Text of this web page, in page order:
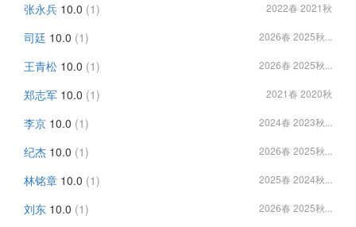
张永兵 10.0 (1) 2022春 2021秋
司廷 10.0 (1) 2026春 2025秋...
王青松 10.0 (1) 2026春 2025秋...
郑志军 10.0 (1) 2021春 2020秋
李京 10.0 (1) 2024春 2023秋...
纪杰 10.0 (1) 2026春 2025秋...
林铭章 10.0 (1) 2025春 2024秋...
刘东 10.0 (1) 2026春 2025秋...